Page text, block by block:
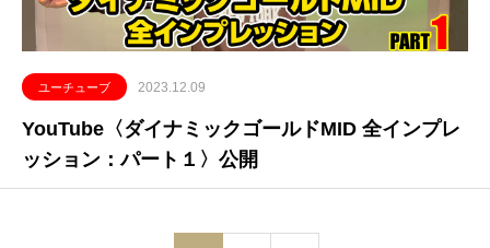
ユーチューブ 2023.12.09
YouTube〈ダイナミックゴールドMID 全インプレ
ッション：パート１〉公開